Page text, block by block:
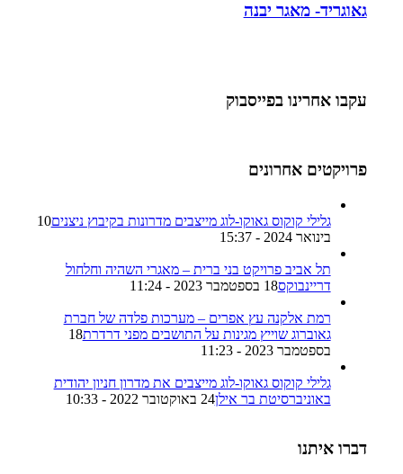
גאוגריד- מאגר יבנה
עקבו אחרינו בפייסבוק
פרויקטים אחרונים
גלילי קוקוס גאוקו-לוג מייצבים מדרונות בקיבוץ ניצנים10
בינואר 2024 - 15:37
תל אביב פרויקט בני ברית – מאגרי השהיה וחלחול
דריינבוקס18 בספטמבר 2023 - 11:24
רמת אלקנה עץ אפרים – מערכות פלדה של חברת
גאוברוג שוייץ מגינות על התושבים מפני דרדרת18
בספטמבר 2023 - 11:23
גלילי קוקוס גאוקו-לוג מייצבים את מדרון חניון יהודית
באוניברסיטת בר אילן24 באוקטובר 2022 - 10:33
דברו איתנו